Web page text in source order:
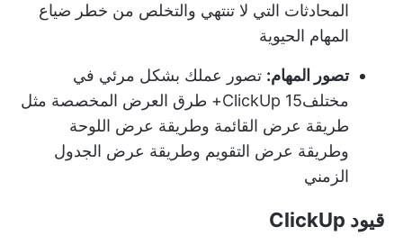
المحادثات التي لا تنتهي والتخلص من خطر ضياع
المهام الحيوية
تصور المهام: تصور عملك بشكل مرئي في
مختلفClickUp 15+ طرق العرض المخصصة
مثل
طريقة عرض القائمة وطريقة عرض اللوحة
وطريقة عرض التقويم وطريقة عرض الجدول
الزمني
قيود ClickUp